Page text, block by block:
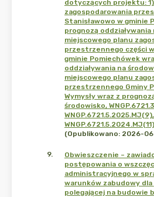
dotyczących projektu:
zagospodarowania
Stanisławowo w gminie
prognozą
miejscowego planu
przestrzennego części
gminie Pomiechówek
oddziaływania na
miejscowego planu
przestrzennego Gminy
Wymysły wraz z
środowisko,
WNGP.6721.5.2025.MJ(9),
WNGP.6721.5.2024.MJ(11)
(Opublikowano: 2026-
9.
Obwieszczenie –
postępowania o
administracyjnego w
warunków zabudowy
polegającej na budowie